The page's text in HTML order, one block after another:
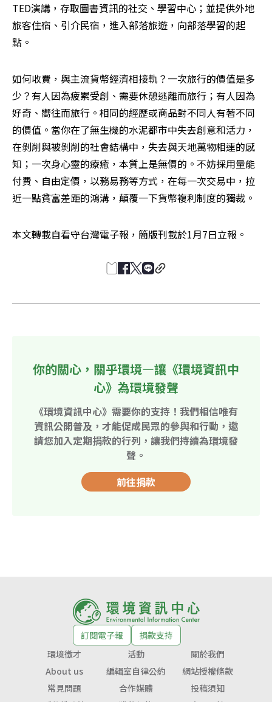
TED演講，存取圖書資訊的社交、學習中心；並提供外地
旅客住宿、引介民宿，進入部落旅遊，向部落學習的起
點。
如何收費，與主流貨幣經濟相接軌？一次旅行的價值是多
少？有人因為疲累受創、需要休憩逃離而旅行；有人因為
好奇、嚮往而旅行。相同的經歷或商品對不同人有著不同
的價值。當你在了無生機的水泥都市中失去創意和活力，
在剝削與被剝削的社會結構中，失去與天地萬物相連的感
知；一次身心靈的療癒，本質上是無價的。不妨採用量能
付費、自由定價，以務易務等方式，在每一次交易中，拉
近一點貧富差距的鴻溝，顛覆一下貨幣複利制度的獨裁。
本文轉載自看守台灣電子報，簡版刊載於1月7日立報。
你的關心，關乎環境—讓《環境資訊中
心》為環境發聲
《環境資訊中心》需要你的支持！我們相信唯有
資訊公開普及，才能促成民眾的參與和行動，邀
請您加入定期捐款的行列，讓我們持續為環境發
聲。
前往捐款
訂閱電子報
捐款支持
環境徵才
活動
關於我們
About us
編輯室自律公約
網站授權條款
常見問題
合作媒體
投稿須知